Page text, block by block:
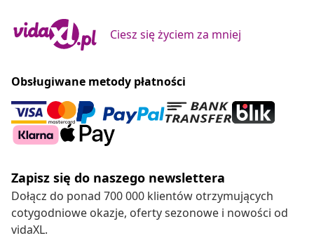
Ciesz się życiem za mniej
Obsługiwane metody płatności
Zapisz się do naszego newslettera
Dołącz do ponad 700 000 klientów otrzymujących
cotygodniowe okazje, oferty sezonowe i nowości od
vidaXL.